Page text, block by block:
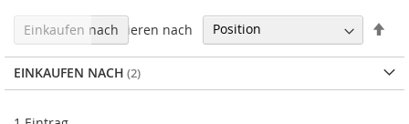
Sortieren nach
Einkaufen nach
EINKAUFEN NACH